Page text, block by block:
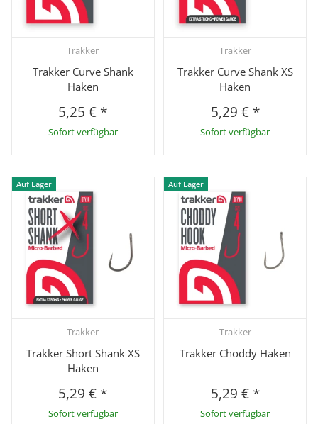
Trakker
Trakker Curve Shank
Haken
5,25 € *
Sofort verfügbar
Trakker
Trakker Curve Shank XS
Haken
5,29 € *
Sofort verfügbar
Auf Lager
Trakker
Trakker Short Shank XS
Haken
5,29 € *
Sofort verfügbar
Auf Lager
Trakker
Trakker Choddy Haken
5,29 € *
Sofort verfügbar